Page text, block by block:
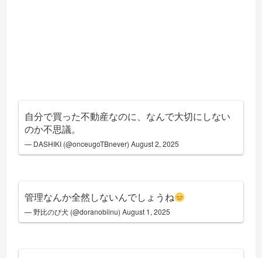
自分で買った不動産なのに、なんで大切にしない
のか不思議。
— DASHIKI (@onceugoTBnever)August 2, 2025
管理なんか全然しないんでしょうね
— 野比のび犬 (@doranobiinu)August 1, 2025